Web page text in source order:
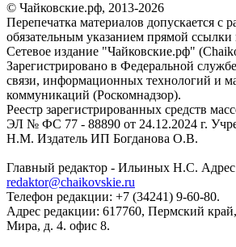
© Чайковские.рф, 2013-2026
Перепечатка материалов допускается с
обязательным указанием прямой ссылки
Сетевое издание "Чайковские.рф"
Зарегистрировано в Федеральной
связи, информационных технологий и
коммуникаций (Роскомнадзор).
Реестр зарегистрированных средств
ЭЛ № ФС 77 - 88890 от 24.12.2024 г.
Н.М. Издатель ИП Богданова О.В.
Главный редактор - Ильиных Н.С.
redaktor@chaikovskie.ru
Телефон редакции: +7 (34241) 9-60-80.
Адрес редакции: 617760, Пермский
Мира, д. 4. офис 8.